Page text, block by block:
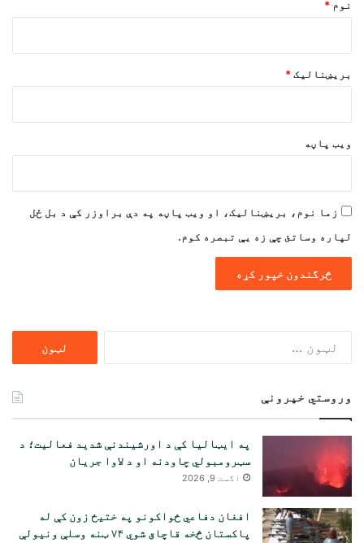
نوم *
بریښنالیک *
ویب پاڼه
زما نوم، بریښنالیک، او ویب پاڼه په دې براوزر کې د بل ځل
لپاره وساتئ چې زه یې تبصره کوم.
وروستي خپرونې
په ایټالیا کې د اورشیندنې شدید فعالیت؛ د
سټرومبولي چاودنه او د لاوا جریان
اگست 9, 2026
افغان دفاعي ځواکونو په ختیځ زون کې له
پاکستان څخه قاچاق شوي ۷۴ ټنه وسلې ونیولې